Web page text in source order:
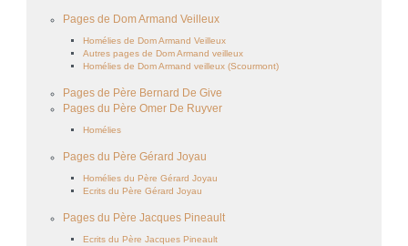
Pages de Dom Armand Veilleux
Homélies de Dom Armand Veilleux
Autres pages de Dom Armand veilleux
Homélies de Dom Armand veilleux (Scourmont)
Pages de Père Bernard De Give
Pages du Père Omer De Ruyver
Homélies
Pages du Père Gérard Joyau
Homélies du Père Gérard Joyau
Ecrits du Père Gérard Joyau
Pages du Père Jacques Pineault
Ecrits du Père Jacques Pineault